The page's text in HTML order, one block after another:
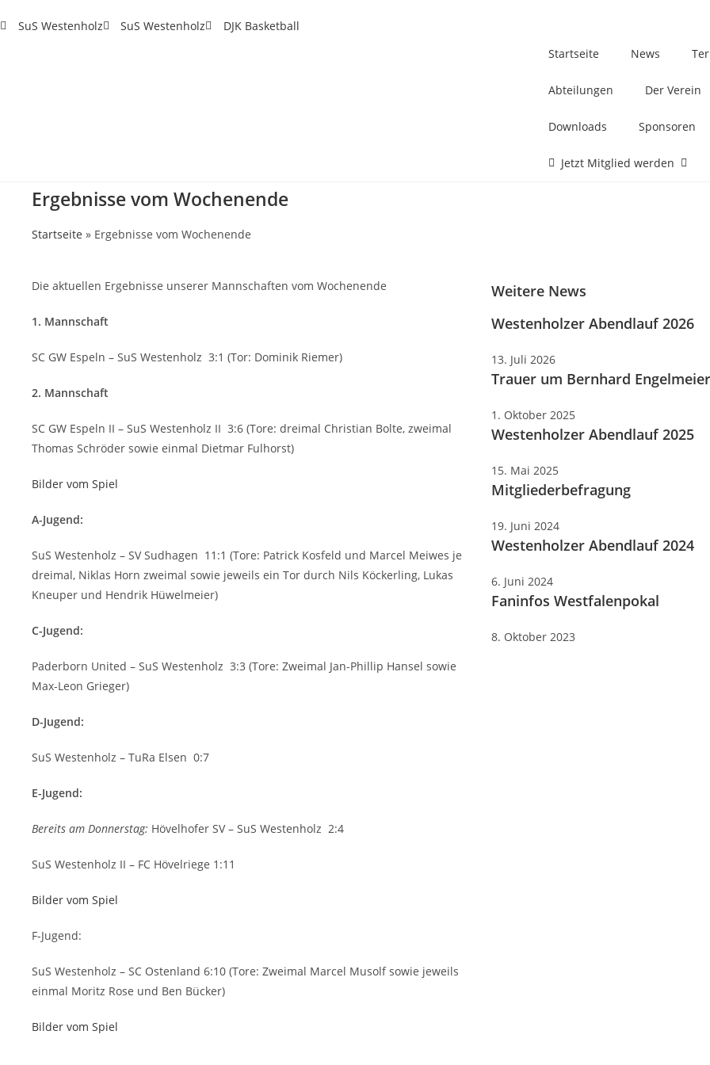
SuS Westenholz SuS Westenholz
DJK Basketball
Startseite
News
Abteilungen Der Verein
Downloads Sponsoren
Jetzt Mitglied werden
Ergebnisse vom Wochenende
Startseite » Ergebnisse vom Wochenende
Die aktuellen Ergebnisse unserer Mannschaften vom Wochenende
1. Mannschaft
SC GW Espeln – SuS Westenholz 3:1 (Tor: Dominik Riemer)
2. Mannschaft
SC GW Espeln II – SuS Westenholz II 3:6 (Tore: dreimal Christian Bolte, zweimal
Thomas Schröder sowie einmal Dietmar Fulhorst)
Bilder vom Spiel
A-Jugend:
SuS Westenholz – SV Sudhagen 11:1 (Tore: Patrick Kosfeld und Marcel Meiwes je
dreimal, Niklas Horn zweimal sowie jeweils ein Tor durch Nils Köckerling, Lukas
Kneuper und Hendrik Hüwelmeier)
C-Jugend:
Paderborn United – SuS Westenholz 3:3 (Tore: Zweimal Jan-Phillip Hansel sowie
Max-Leon Grieger)
D-Jugend:
SuS Westenholz – TuRa Elsen 0:7
E-Jugend:
Bereits am Donnerstag: Hövelhofer SV – SuS Westenholz 2:4
SuS Westenholz II – FC Hövelriege 1:11
Bilder vom Spiel
F-Jugend:
SuS Westenholz – SC Ostenland 6:10 (Tore: Zweimal Marcel Musolf sowie jeweils
einmal Moritz Rose und Ben Bücker)
Bilder vom Spiel
Weitere News
Westenholzer Abendlauf 2026
13. Juli 2026
Trauer um Bernhard Engelmeier
1. Oktober 2025
Westenholzer Abendlauf 2025
15. Mai 2025
Mitgliederbefragung
19. Juni 2024
Westenholzer Abendlauf 2024
6. Juni 2024
Faninfos Westfalenpokal
8. Oktober 2023